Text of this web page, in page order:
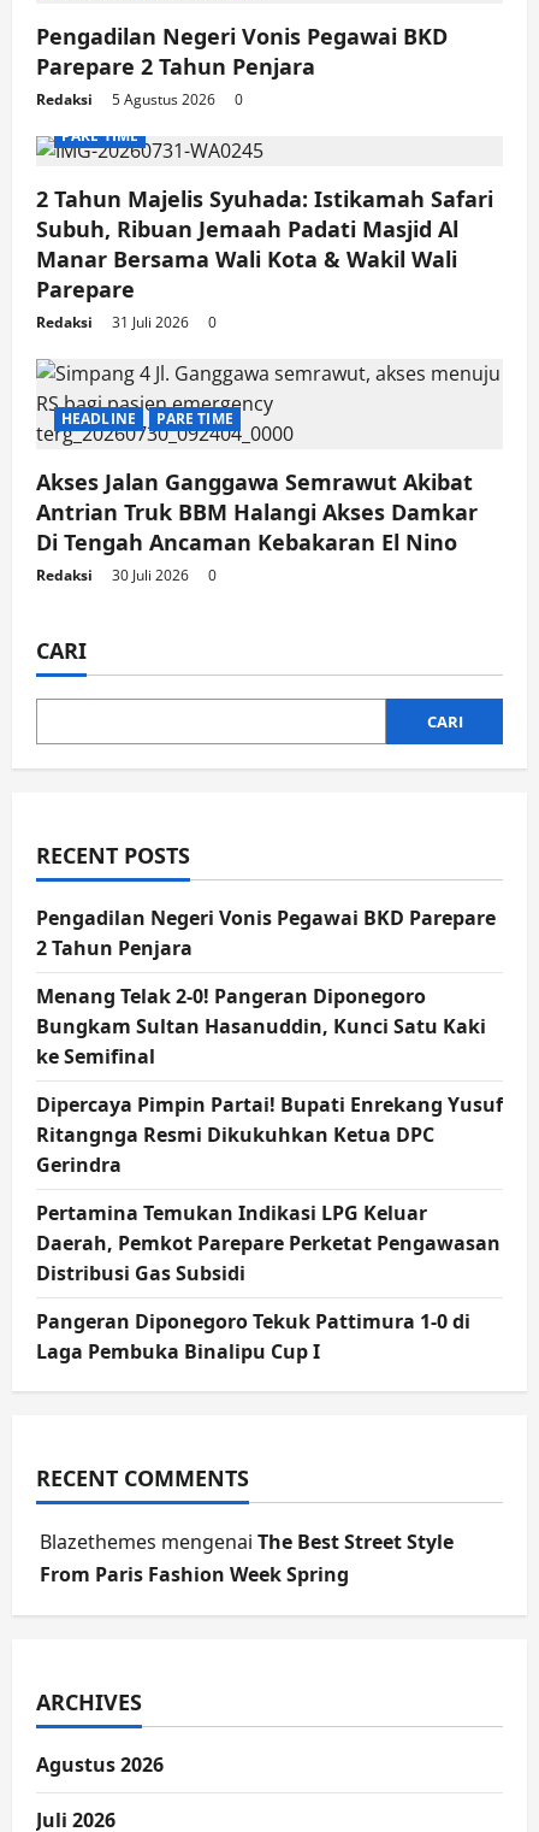
Pengadilan Negeri Vonis Pegawai BKD
Parepare 2 Tahun Penjara
Redaksi 5 Agustus 2026
0
PARE TIME
2 Tahun Majelis Syuhada: Istikamah Safari
Subuh, Ribuan Jemaah Padati Masjid Al
Manar Bersama Wali Kota & Wakil Wali
Parepare
Redaksi 31 Juli 2026 0
HEADLINE PARE TIME
Akses Jalan Ganggawa Semrawut Akibat
Antrian Truk BBM Halangi Akses Damkar
Di Tengah Ancaman Kebakaran El Nino
Redaksi 30 Juli 2026 0
CARI
CARI
RECENT POSTS
Pengadilan Negeri Vonis Pegawai BKD Parepare
2 Tahun Penjara
Menang Telak 2-0! Pangeran Diponegoro
Bungkam Sultan Hasanuddin, Kunci Satu Kaki
ke Semifinal
Dipercaya Pimpin Partai! Bupati Enrekang Yusuf
Ritangnga Resmi Dikukuhkan Ketua DPC
Gerindra
Pertamina Temukan Indikasi LPG Keluar
Daerah, Pemkot Parepare Perketat Pengawasan
Distribusi Gas Subsidi
Pangeran Diponegoro Tekuk Pattimura 1-0 di
Laga Pembuka Binalipu Cup I
RECENT COMMENTS
Blazethemes mengenai The Best Street Style
From Paris Fashion Week Spring
ARCHIVES
Agustus 2026
Juli 2026